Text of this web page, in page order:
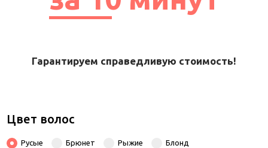
Гарантируем справедливую стоимость!
Цвет волос
Русые Брюнет Рыжие Блонд